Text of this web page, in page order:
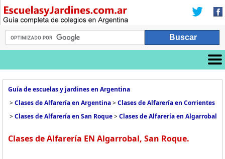
Guía de escuelas y jardines en Argentina
>Clases de Alfarería en Argentina>Clases de Alfarería en Corrientes
>Clases de Alfarería en San Roque>Clases de Alfarería en Algarrobal
Clases de Alfarería EN Algarrobal, San Roque.